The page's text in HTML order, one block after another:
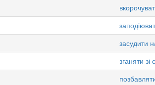
засудити
зганяти зі